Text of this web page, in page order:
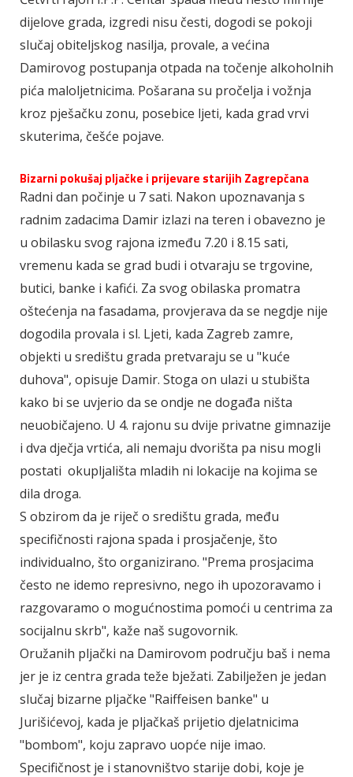
dijelove grada, izgredi nisu česti, dogodi se pokoji
slučaj obiteljskog nasilja, provale, a većina
Damirovog postupanja otpada na točenje alkoholnih
pića maloljetnicima. Pošarana su pročelja i vožnja
kroz pješačku zonu, posebice ljeti, kada grad vrvi
skuterima, češće pojave.
Bizarni pokušaj pljačke i prijevare starijih Zagrepčana
Radni dan počinje u 7 sati. Nakon upoznavanja s
radnim zadacima Damir izlazi na teren i obavezno je
u obilasku svog rajona između 7.20 i 8.15 sati,
vremenu kada se grad budi i otvaraju se trgovine,
butici, banke i kafići. Za svog obilaska promatra
oštećenja na fasadama, provjerava da se negdje nije
dogodila provala i sl. Ljeti, kada Zagreb zamre,
objekti u središtu grada pretvaraju se u "kuće
duhova", opisuje Damir. Stoga on ulazi u stubišta
kako bi se uvjerio da se ondje ne događa ništa
neuobičajeno. U 4. rajonu su dvije privatne gimnazije
i dva dječja vrtića, ali nemaju dvorišta pa nisu mogli
postati okupljališta mladih ni lokacije na kojima se
dila droga.
S obzirom da je riječ o središtu grada, među
specifičnosti rajona spada i prosjačenje, što
individualno, što organizirano. "Prema prosjacima
često ne idemo represivno, nego ih upozoravamo i
razgovaramo o mogućnostima pomoći u centrima za
socijalnu skrb", kaže naš sugovornik.
Oružanih pljački na Damirovom području baš i nema
jer je iz centra grada teže bježati. Zabilježen je jedan
slučaj bizarne pljačke "Raiffeisen banke" u
Jurišićevoj, kada je pljačkaš prijetio djelatnicima
"bombom", koju zapravo uopće nije imao.
Specifičnost je i stanovništvo starije dobi, koje je